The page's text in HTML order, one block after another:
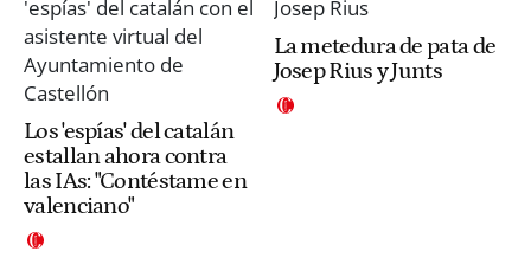
Los 'espías' del catalán
estallan ahora contra
las IAs: "Contéstame en
valenciano"
La metedura de pata de
Josep Rius y Junts